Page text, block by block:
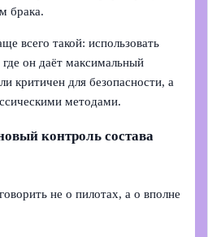
брака.
всего такой: использовать
он даёт максимальный
критичен для безопасности, а
методами.
контроль состава
не о пилотах, а о вполне